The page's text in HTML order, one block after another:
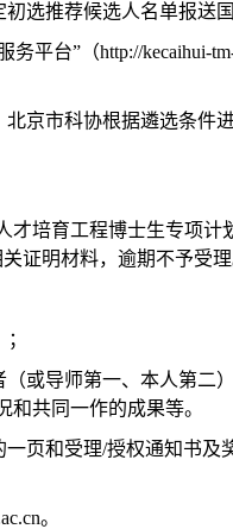
选推荐候选人名单报送国
务平台”（http://kecaihui-
京市科协根据遴选条件
才培育工程博士生专项计
证明材料，逾期不予受理
或导师第一、本人第二
共同一作的成果等。
一页和受理/授权通知书及
。